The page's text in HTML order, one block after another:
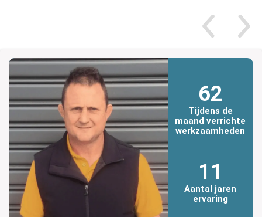
62
Tijdens de
maand verrichte
werkzaamheden
11
Aantal jaren
ervaring